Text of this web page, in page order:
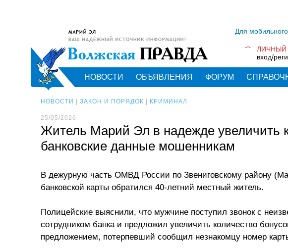
Для мобильного
ЛИЧНЫЙ
вход/
НОВОСТИ ОБЪЯВЛЕНИЯ ФОРУМ
НОВОСТИ ЗАКОН И ПОРЯДОК КРИМИНАЛ
25/05/2026
Житель Марий Эл в надежде увеличить
банковские данные мошенникам
В дежурную часть ОМВД России по Звениговскому району
банковской карты обратился 40-летний местный житель.
Полицейские выяснили, что мужчине поступил звонок с
сотрудником банка и предложил увеличить количество
предложением, потерпевший сообщил незнакомцу номер